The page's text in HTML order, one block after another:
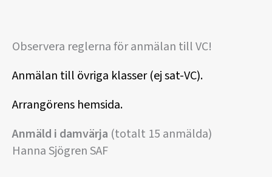
Observera reglerna för anmälan till VC!
Anmälan till övriga klasser (ej sat-VC).
Arrangörens hemsida.
Anmäld i damvärja (totalt 15 anmälda)
Hanna Sjögren SAF